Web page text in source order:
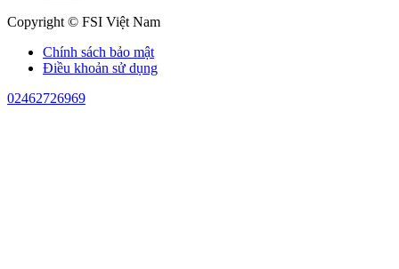
Copyright © FSI Việt Nam
Chính sách bảo mật
Điều khoản sử dụng
02462726969